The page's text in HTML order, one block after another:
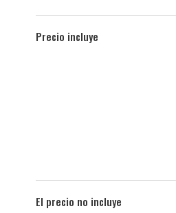
Precio incluye
El precio no incluye